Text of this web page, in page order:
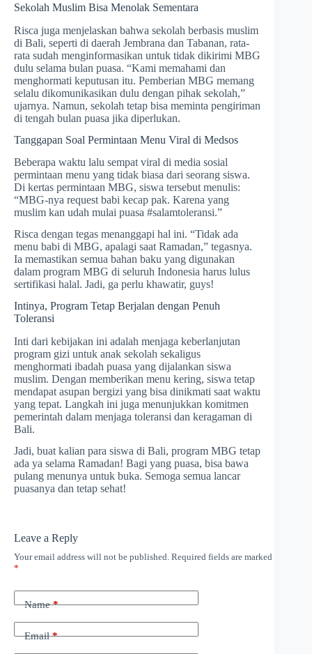
Sekolah Muslim Bisa Menolak Sementara
Risca juga menjelaskan bahwa sekolah berbasis muslim
di Bali, seperti di daerah Jembrana dan Tabanan, rata-
rata sudah menginformasikan untuk tidak dikirimi MBG
dulu selama bulan puasa. “Kami memahami dan
menghormati keputusan itu. Pemberian MBG memang
selalu dikomunikasikan dulu dengan pihak sekolah,”
ujarnya. Namun, sekolah tetap bisa meminta pengiriman
di tengah bulan puasa jika diperlukan.
Tanggapan Soal Permintaan Menu Viral di Medsos
Beberapa waktu lalu sempat viral di media sosial
permintaan menu yang tidak biasa dari seorang siswa.
Di kertas permintaan MBG, siswa tersebut menulis:
“MBG-nya request babi kecap pak. Karena yang
muslim kan udah mulai puasa #salamtoleransi.”
Risca dengan tegas menanggapi hal ini. “Tidak ada
menu babi di MBG, apalagi saat Ramadan,” tegasnya.
Ia memastikan semua bahan baku yang digunakan
dalam program MBG di seluruh Indonesia harus lulus
sertifikasi halal. Jadi, ga perlu khawatir, guys!
Intinya, Program Tetap Berjalan dengan Penuh
Toleransi
Inti dari kebijakan ini adalah menjaga keberlanjutan
program gizi untuk anak sekolah sekaligus
menghormati ibadah puasa yang dijalankan siswa
muslim. Dengan memberikan menu kering, siswa tetap
mendapat asupan bergizi yang bisa dinikmati saat waktu
yang tepat. Langkah ini juga menunjukkan komitmen
pemerintah dalam menjaga toleransi dan keragaman di
Bali.
Jadi, buat kalian para siswa di Bali, program MBG tetap
ada ya selama Ramadan! Bagi yang puasa, bisa bawa
pulang menunya untuk buka. Semoga semua lancar
puasanya dan tetap sehat!
Leave a Reply
Your email address will not be published. Required fields are marked
*
Name*
Email*